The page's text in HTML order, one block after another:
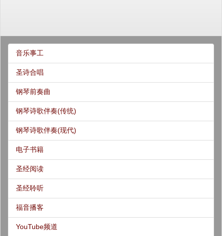
音乐事工
圣诗合唱
钢琴前奏曲
钢琴诗歌伴奏(传统)
钢琴诗歌伴奏(现代)
电子书籍
圣经阅读
圣经聆听
福音播客
YouTube频道